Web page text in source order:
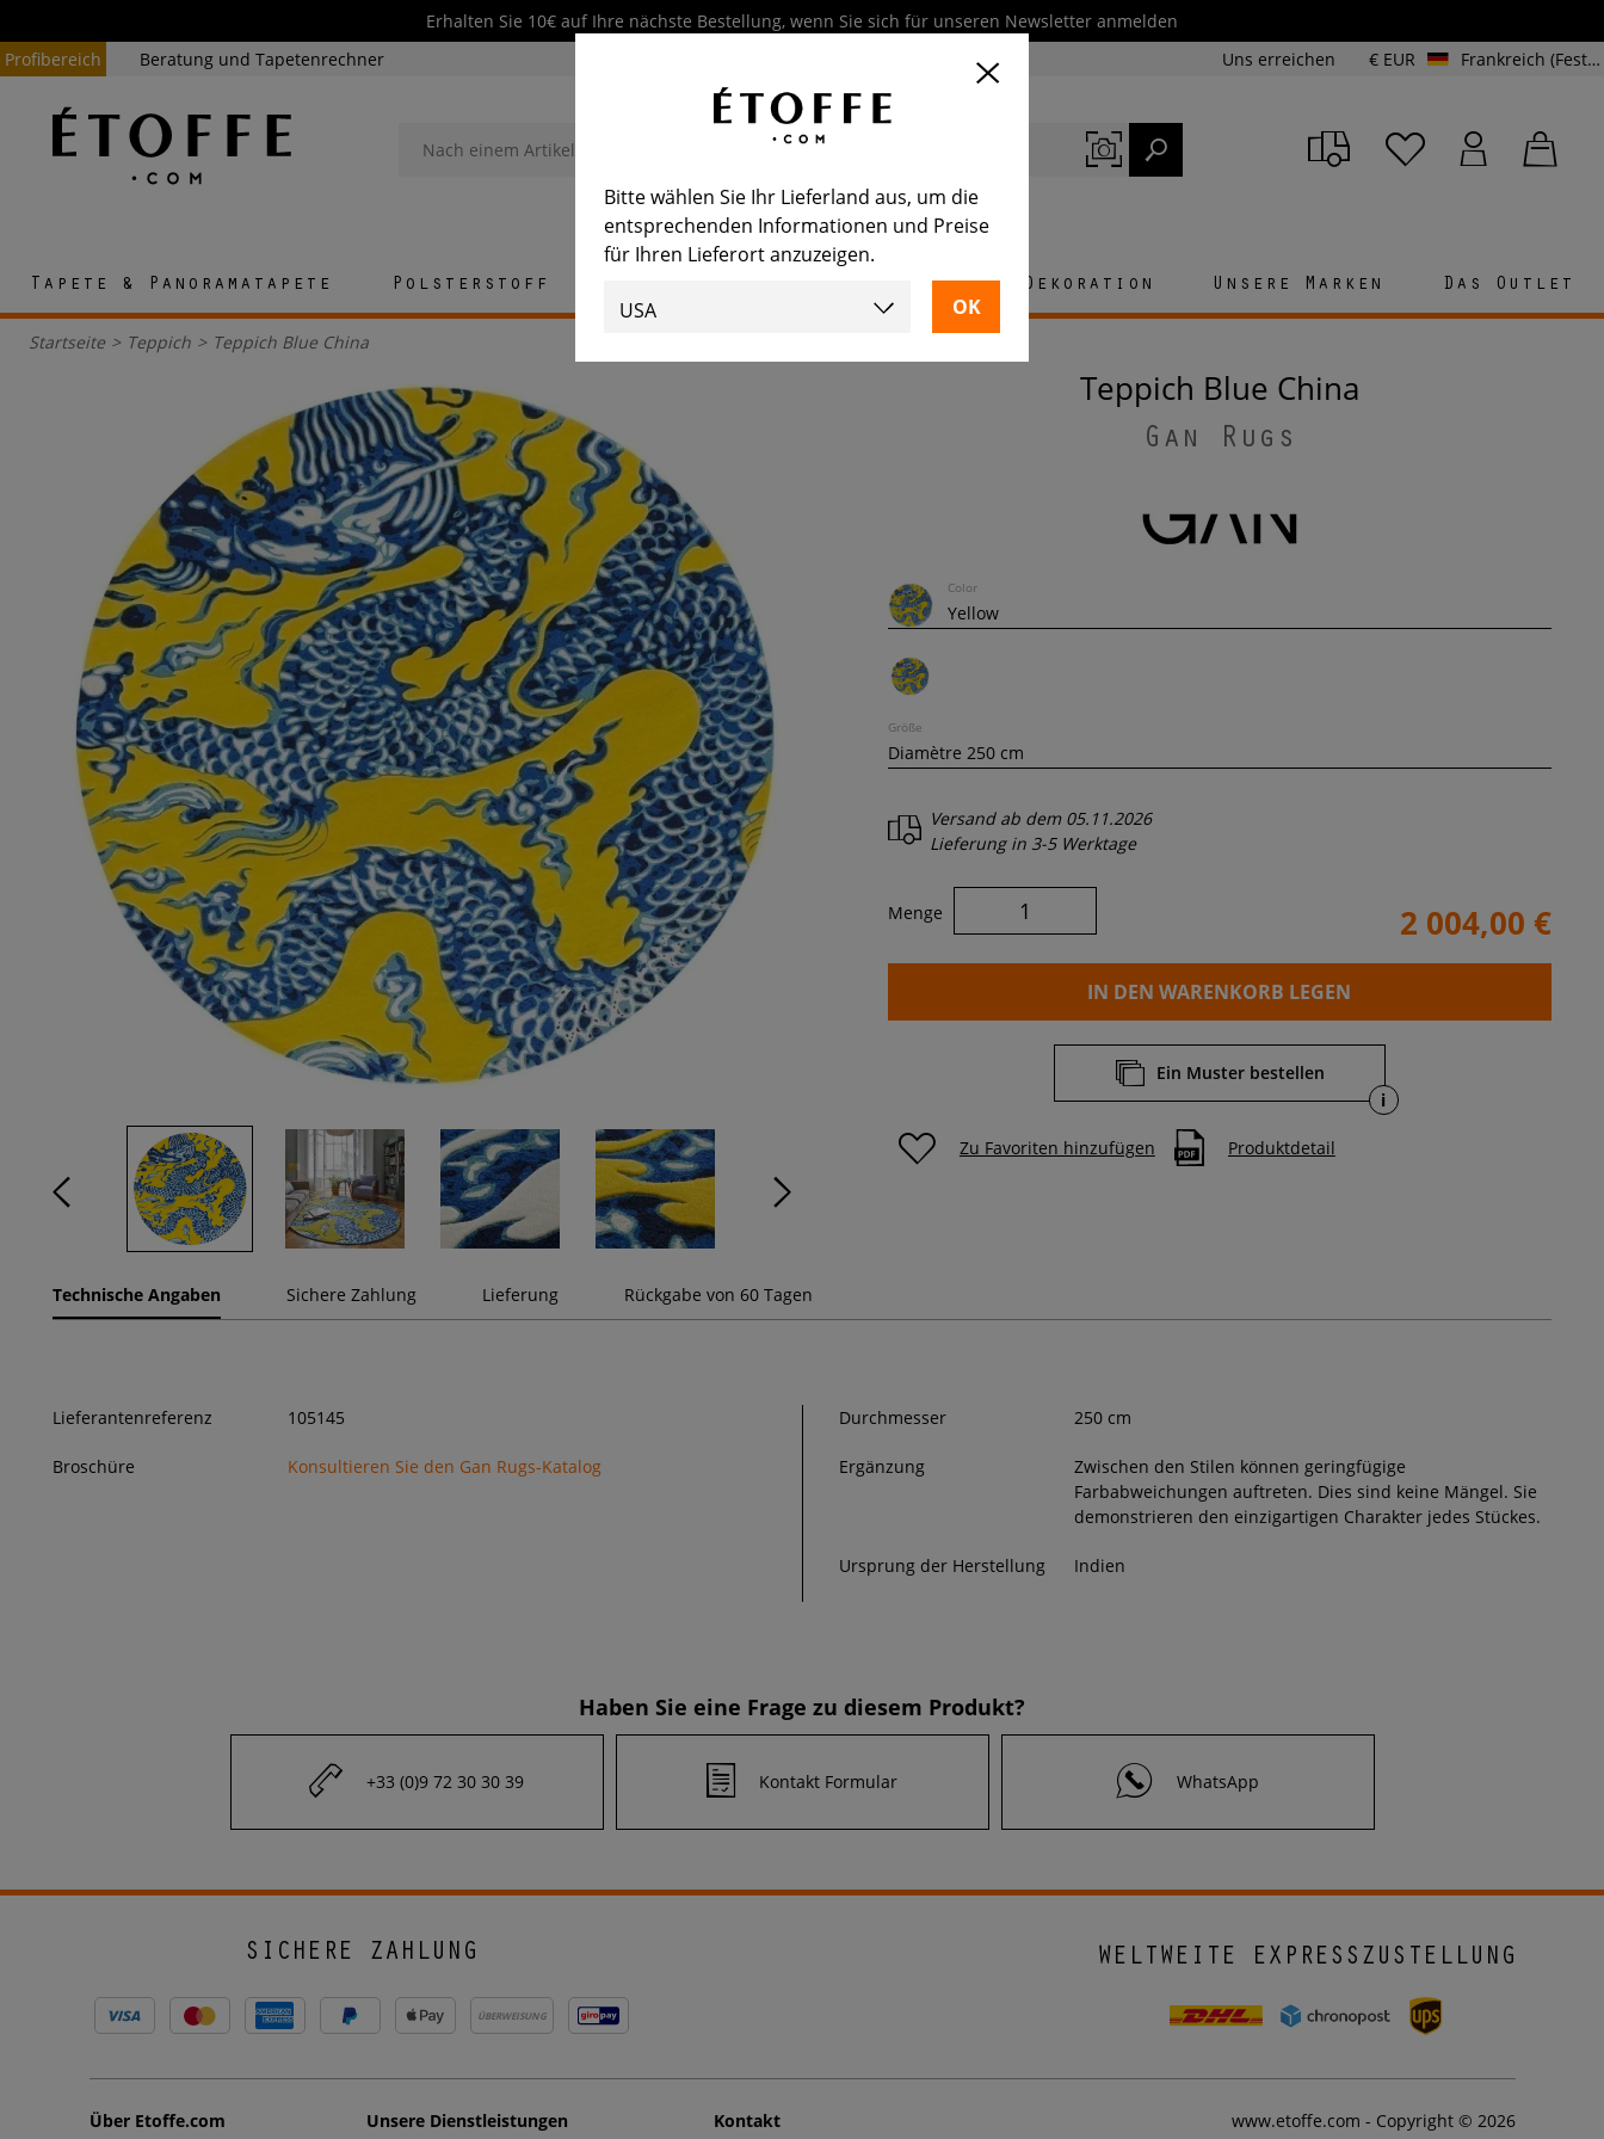
Erhalten Sie 10€ auf Ihre nächste Bestellung, wenn Sie sich für unseren Newsletter anmelden
Profibereich
Beratung und Tapetenrechner Uns erreichen € EUR Frankreich (Festland und Korsika)
Tapete & Panoramatapete Polsterstoff Möbel Dekoration Unsere Marken Das Outlet
Startseite > Teppich > Teppich Blue China
Teppich Blue China
Gan Rugs
Color
Größe
Versand ab dem 05.11.2026
Lieferung in 3-5 Werktage
Menge 2 004,00 €
IN DEN WARENKORB LEGEN
Ein Muster bestellen
i
Zu Favoriten hinzufügen Produktdetail
Technische Angaben Sichere Zahlung Lieferung Rückgabe von 60 Tagen
Lieferantenreferenz 105145
Broschüre Konsultieren Sie den Gan Rugs-Katalog
Durchmesser 250 cm
Ergänzung
Zwischen den Stilen können geringfügige
Farbabweichungen auftreten. Dies sind keine Mängel. Sie
demonstrieren den einzigartigen Charakter jedes Stückes.
Ursprung der Herstellung Indien
Haben Sie eine Frage zu diesem Produkt?
+33 (0)9 72 30 30 39 Kontakt Formular WhatsApp
SICHERE ZAHLUNG
ÜBERWEISUNG
WELTWEITE EXPRESSZUSTELLUNG
Über Etoffe.com
Unsere Dienstleistungen
Kontakt
www.etoffe.com - Copyright © 2026
Bitte wählen Sie Ihr Lieferland aus, um die
entsprechenden Informationen und Preise
für Ihren Lieferort anzuzeigen.